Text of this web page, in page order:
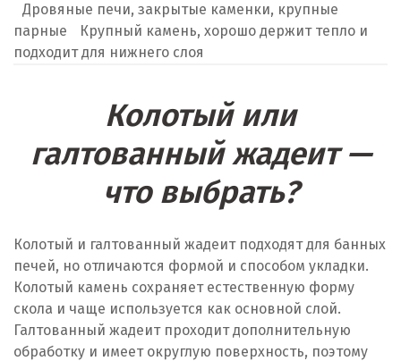
Дровяные печи, закрытые каменки, крупные
парные
Крупный камень, хорошо держит тепло и
подходит для нижнего слоя
Колотый или
галтованный жадеит —
что выбрать?
Колотый и галтованный жадеит подходят для банных
печей, но отличаются формой и способом укладки.
Колотый камень сохраняет естественную форму
скола и чаще используется как основной слой.
Галтованный жадеит проходит дополнительную
обработку и имеет округлую поверхность, поэтому